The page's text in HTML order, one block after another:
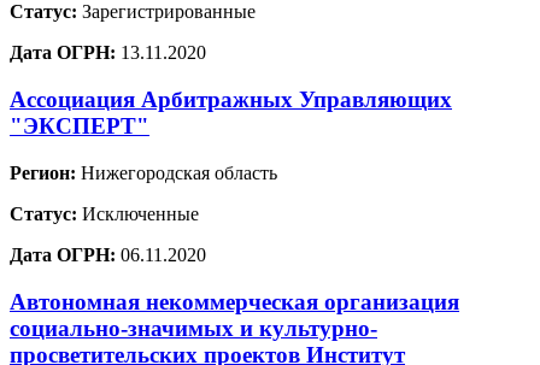
Статус: Зарегистрированные
Дата ОГРН: 13.11.2020
Ассоциация Арбитражных Управляющих
"ЭКСПЕРТ"
Регион: Нижегородская область
Статус: Исключенные
Дата ОГРН: 06.11.2020
Автономная некоммерческая организация
социально-значимых и культурно-
просветительских проектов Институт